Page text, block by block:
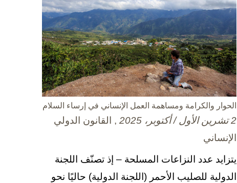
الحوار والكرامة ومساهمة العمل الإنساني في إرساء السلام
2 تشرين الأول / أكتوبر، 2025
, القانون الدولي
الإنساني
يتزايد عدد النزاعات المسلحة – إذ تصنّف اللجنة
الدولية للصليب الأحمر (اللجنة الدولية) حاليًا نحو